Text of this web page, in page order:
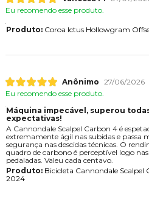
Eu recomendo esse produto.
Produto:Coroa Ictus Hollowgram
Anônimo 27/06/2026
Eu recomendo esse produto.
Máquina impecável, superou
expectativas!
A Cannondale Scalpel Carbon 4 é
extremamente ágil nas subidas e passa
segurança nas descidas técnicas. O
quadro de carbono é perceptível logo
pedaladas. Valeu cada centavo.
Produto:Bicicleta Cannondale Scalpel
2024